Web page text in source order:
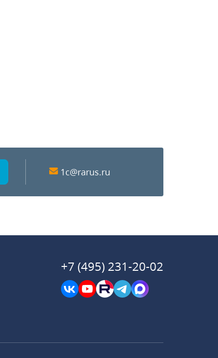
1c@rarus.ru
+7 (495) 231-20-02